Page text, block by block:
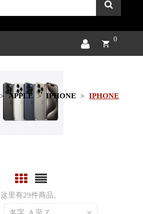
0
APPLE IPHONE
IPHONE
这里有29件商品。